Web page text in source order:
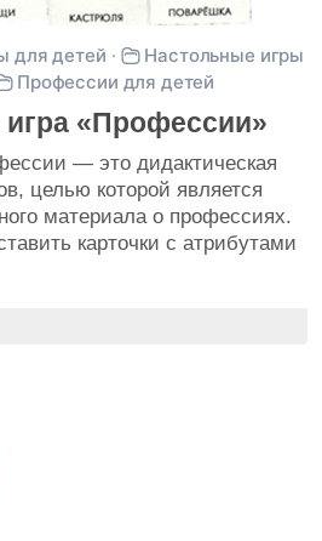
для детей ·
Настольные игры
Профессии для детей
игра «Профессии»
— это дидактическая
целью которой является
материала о профессиях.
карточки с атрибутами